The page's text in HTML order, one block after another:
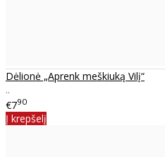
Dėlionė „Aprenk meškiuką Vilį“
..
€790
Į krepšelį